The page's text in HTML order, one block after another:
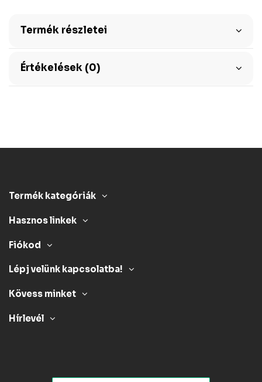
Termék részletei
Értékelések (0)
Termék kategóriák
Hasznos linkek
Fiókod
Lépj velünk kapcsolatba!
Kövess minket
Hírlevél